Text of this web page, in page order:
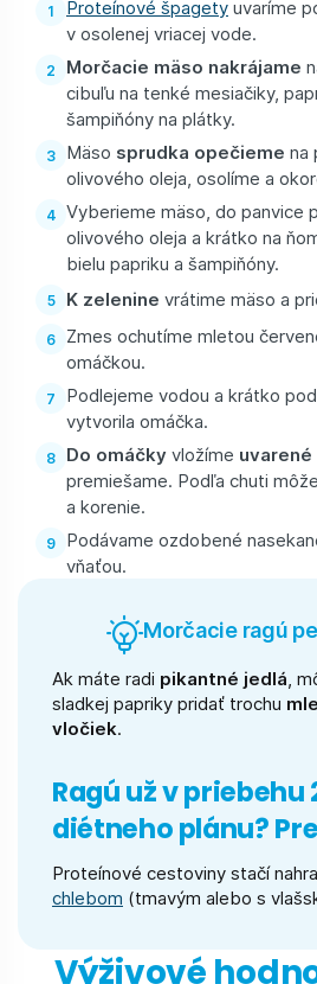
Proteínové špagety uvaríme
v osolenej vriacej vode.
Morčacie mäso nakrájame
cibuľu na tenké mesiačiky,
šampiňóny na plátky.
Mäso sprudka opečieme na
olivového oleja, osolíme a
Vyberieme mäso, do panvice
olivového oleja a krátko na
bielu papriku a šampiňóny.
K zelenine vrátime mäso a
Zmes ochutíme mletou
omáčkou.
Podlejeme vodou a krátko
vytvorila omáčka.
Do omáčky vložíme
premiešame. Podľa chuti
a korenie.
Podávame ozdobené
vňaťou.
Morčacie ragú
Ak máte radi pikantné jedlá ,
sladkej papriky pridať trochu
vločiek.
Ragú už v priebehu
diétneho plánu?
Proteínové cestoviny stačí
chlebom (tmavým alebo s
Výživové